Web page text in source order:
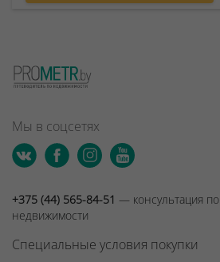
Мы в соцсетях
+375 (44) 565-84-51 — консультация по
недвижимости
Специальные условия покупки